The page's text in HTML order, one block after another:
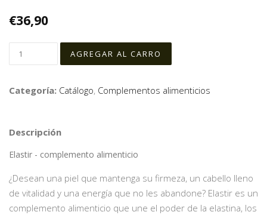
€36,90
Categoría: Catálogo, Complementos alimenticios
Descripción
Elastir - complemento alimenticio
¿Desean una piel que mantenga su firmeza, un cabello lleno
de vitalidad y una energía que no les abandone? Elastir es un
complemento alimenticio que une el poder de la elastina, los